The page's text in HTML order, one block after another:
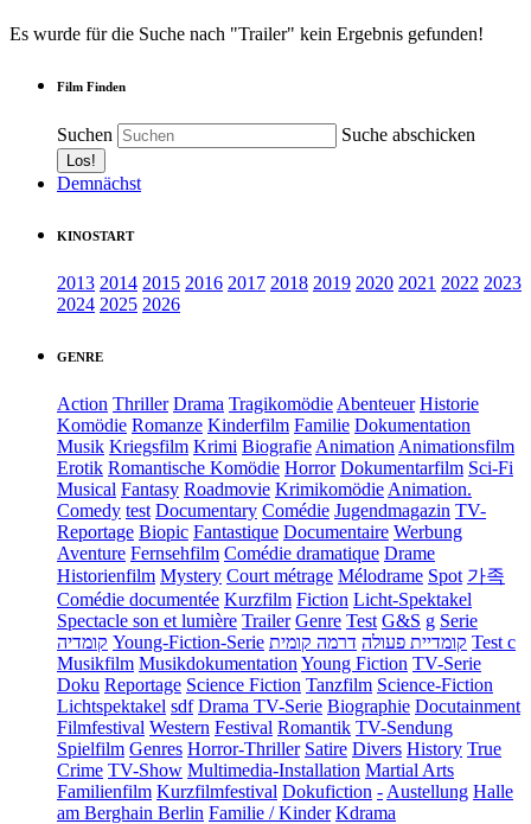
Es wurde für die Suche nach "Trailer" kein Ergebnis gefunden!
Film Finden
Suchen Suche abschicken
Demnächst
KINOSTART
2013 2014 2015 2016 2017 2018 2019 2020 2021 2022 2023
2024 2025 2026
GENRE
Action Thriller Drama Tragikomödie Abenteuer Historie
Komödie Romanze Kinderfilm Familie Dokumentation
Musik Kriegsfilm Krimi Biografie Animation Animationsfilm
Erotik Romantische Komödie Horror Dokumentarfilm Sci-Fi
Musical Fantasy Roadmovie Krimikomödie Animation.
Comedy test Documentary Comédie Jugendmagazin TV-
Reportage Biopic Fantastique Documentaire Werbung
Aventure Fernsehfilm Comédie dramatique Drame
Historienfilm Mystery Court métrage Mélodrame Spot 가족
Comédie documentée Kurzfilm Fiction Licht-Spektakel
Spectacle son et lumière Trailer Genre Test G&S g Serie
קומדיה Young-Fiction-Serie קומדיית פעולה דרמה קומית
Test c
Musikfilm Musikdokumentation Young Fiction TV-Serie
Doku Reportage Science Fiction Tanzfilm Science-Fiction
Lichtspektakel sdf Drama TV-Serie Biographie Docutainment
Filmfestival Western Festival Romantik TV-Sendung
Spielfilm Genres Horror-Thriller Satire Divers History True
Crime TV-Show Multimedia-Installation Martial Arts
Familienfilm Kurzfilmfestival Dokufiction - Austellung Halle
am Berghain Berlin Familie / Kinder Kdrama